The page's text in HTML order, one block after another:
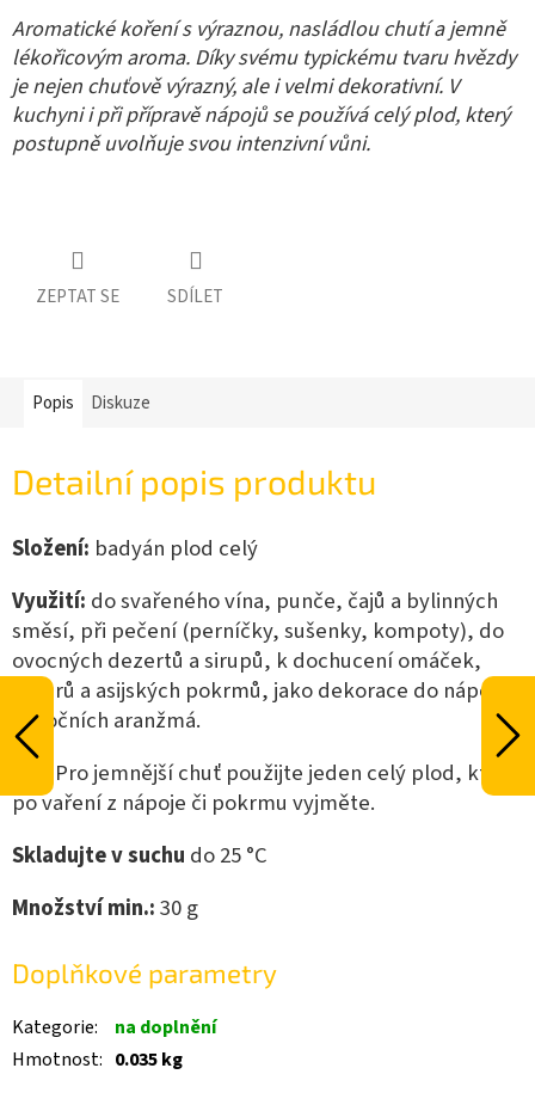
Aromatické koření s výraznou, nasládlou chutí a jemně
lékořicovým aroma. Díky svému typickému tvaru hvězdy
je nejen chuťově výrazný, ale i velmi dekorativní. V
kuchyni i při přípravě nápojů se používá celý plod, který
postupně uvolňuje svou intenzivní vůni.
ZEPTAT SE SDÍLET
Popis Diskuze
Detailní popis produktu
Složení: badyán plod celý
Využití: do svařeného vína, punče, čajů a bylinných
směsí, při pečení (perníčky, sušenky, kompoty), do
ovocných dezertů a sirupů, k dochucení omáček,
vývarů a asijských pokrmů, jako dekorace do nápojů a
vánočních aranžmá.
Pro jemnější chuť použijte jeden celý plod, který
po vaření z nápoje či pokrmu vyjměte.
Skladujte v suchu do 25 °C
Množství min.:30 g
Doplňkové parametry
Kategorie:
na doplnění
Hmotnost: 0.035 kg